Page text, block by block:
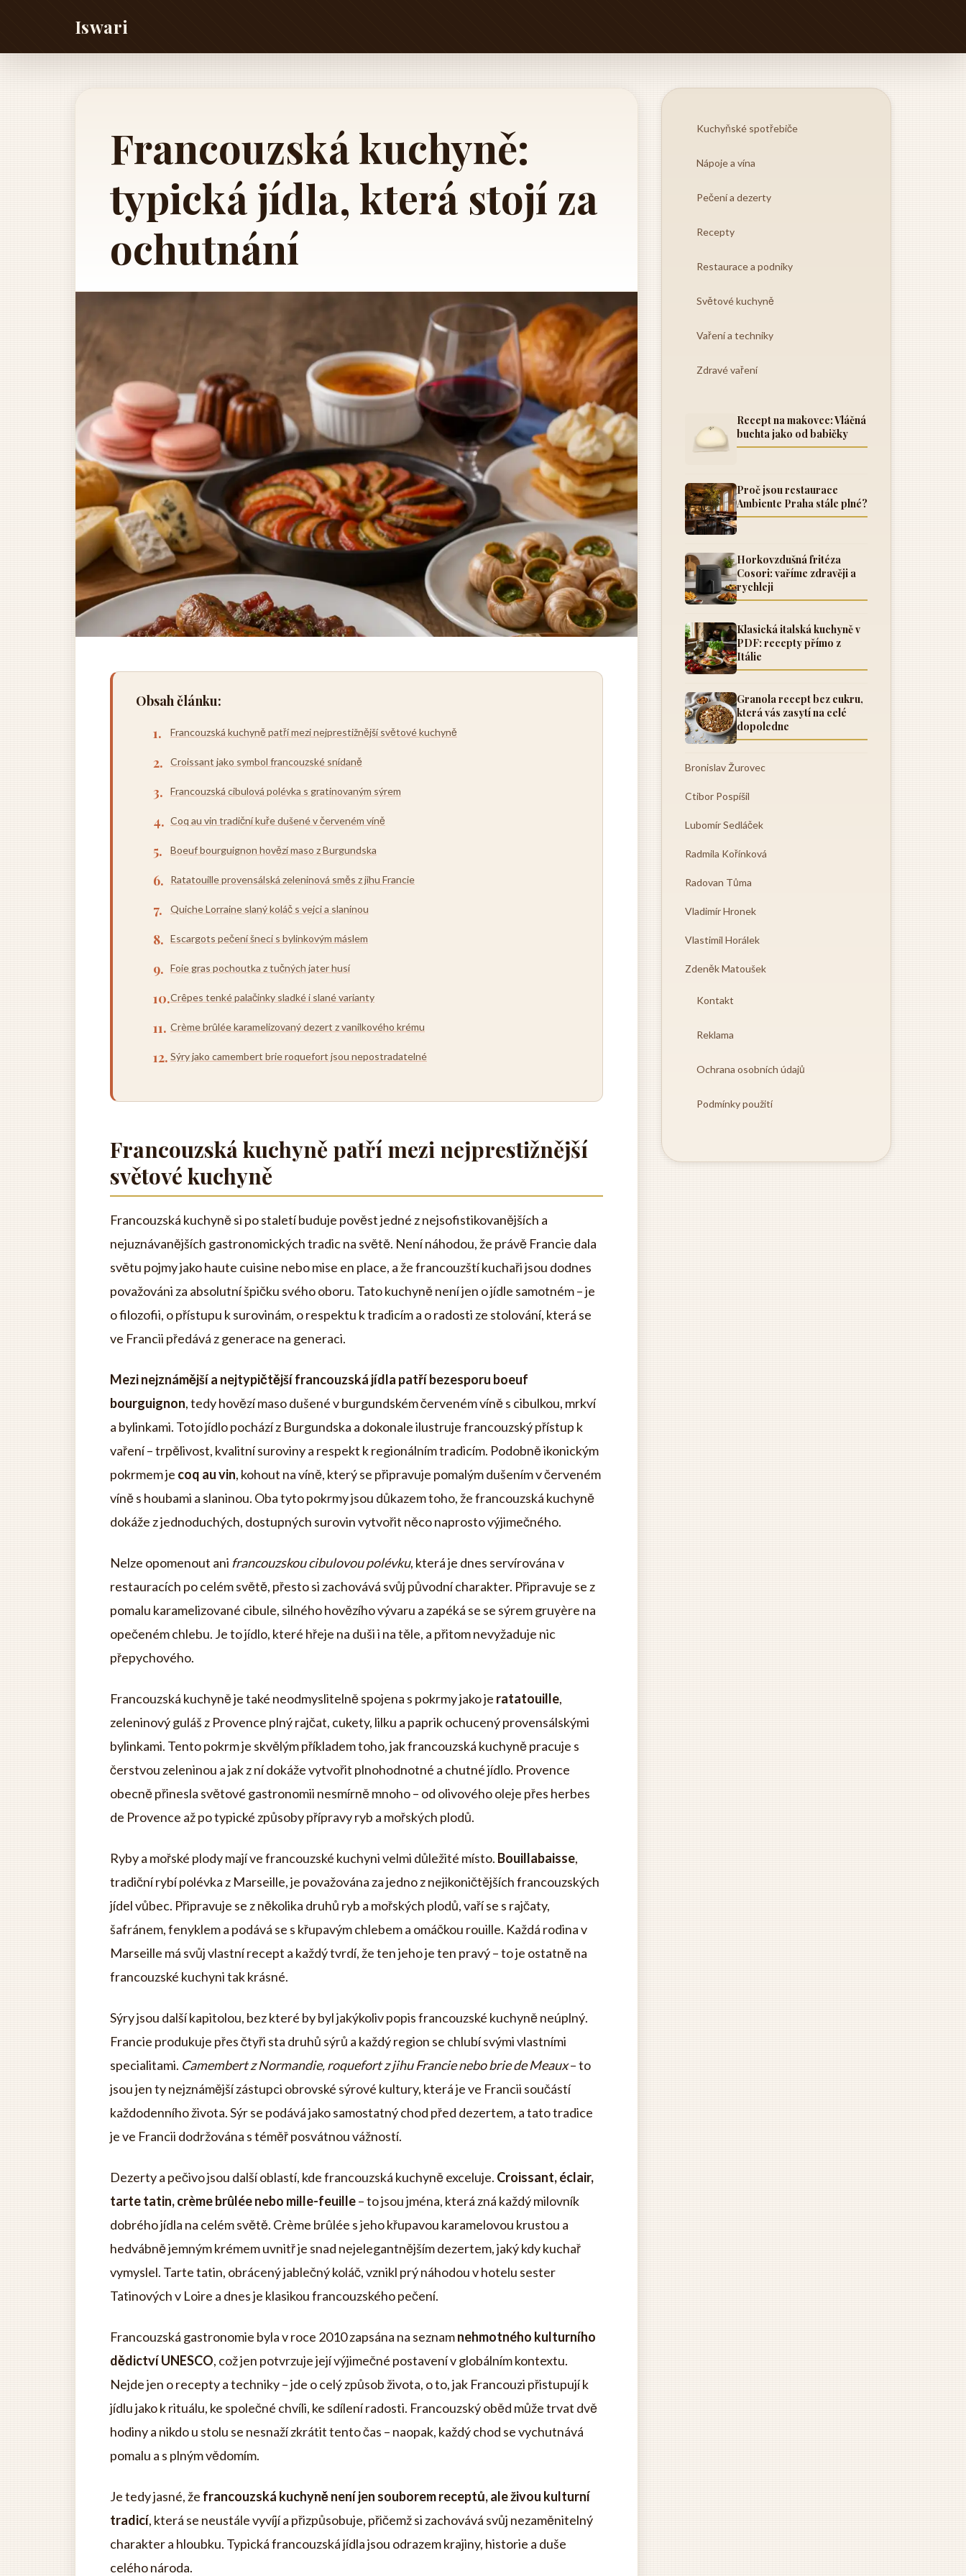
Iswari
Francouzská kuchyně:
typická jídla, která stojí za
ochutnání
Obsah článku:
Francouzská kuchyně patří mezi nejprestižnější světové kuchyně
Croissant jako symbol francouzské snídaně
Francouzská cibulová polévka s gratinovaným sýrem
Coq au vin tradiční kuře dušené v červeném víně
Boeuf bourguignon hovězí maso z Burgundska
Ratatouille provensálská zeleninová směs z jihu Francie
Quiche Lorraine slaný koláč s vejci a slaninou
Escargots pečení šneci s bylinkovým máslem
Foie gras pochoutka z tučných jater husí
Crêpes tenké palačinky sladké i slané varianty
Crème brûlée karamelizovaný dezert z vanilkového krému
Sýry jako camembert brie roquefort jsou nepostradatelné
Francouzská kuchyně patří mezi nejprestižnější
světové kuchyně
Francouzská kuchyně si po staletí buduje pověst jedné z nejsofistikovanějších a
nejuznávanějších gastronomických tradic na světě. Není náhodou, že právě Francie dala
světu pojmy jako haute cuisine nebo mise en place, a že francouzští kuchaři jsou dodnes
považováni za absolutní špičku svého oboru. Tato kuchyně není jen o jídle samotném – je
o filozofii, o přístupu k surovinám, o respektu k tradicím a o radosti ze stolování, která se
ve Francii předává z generace na generaci.
Mezi nejznámější a nejtypičtější francouzská jídla patří bezesporu boeuf
bourguignon, tedy hovězí maso dušené v burgundském červeném víně s cibulkou, mrkví
a bylinkami. Toto jídlo pochází z Burgundska a dokonale ilustruje francouzský přístup k
vaření – trpělivost, kvalitní suroviny a respekt k regionálním tradicím. Podobně ikonickým
pokrmem je coq au vin, kohout na víně, který se připravuje pomalým dušením v červeném
víně s houbami a slaninou. Oba tyto pokrmy jsou důkazem toho, že francouzská kuchyně
dokáže z jednoduchých, dostupných surovin vytvořit něco naprosto výjimečného.
Nelze opomenout ani francouzskou cibulovou polévku, která je dnes servírována v
restauracích po celém světě, přesto si zachovává svůj původní charakter. Připravuje se z
pomalu karamelizované cibule, silného hovězího vývaru a zapéká se se sýrem gruyère na
opečeném chlebu. Je to jídlo, které hřeje na duši i na těle, a přitom nevyžaduje nic
přepychového.
Francouzská kuchyně je také neodmyslitelně spojena s pokrmy jako je ratatouille,
zeleninový guláš z Provence plný rajčat, cukety, lilku a paprik ochucený provensálskými
bylinkami. Tento pokrm je skvělým příkladem toho, jak francouzská kuchyně pracuje s
čerstvou zeleninou a jak z ní dokáže vytvořit plnohodnotné a chutné jídlo. Provence
obecně přinesla světové gastronomii nesmírně mnoho – od olivového oleje přes herbes
de Provence až po typické způsoby přípravy ryb a mořských plodů.
Ryby a mořské plody mají ve francouzské kuchyni velmi důležité místo. Bouillabaisse,
tradiční rybí polévka z Marseille, je považována za jedno z nejikoničtějších francouzských
jídel vůbec. Připravuje se z několika druhů ryb a mořských plodů, vaří se s rajčaty,
šafránem, fenyklem a podává se s křupavým chlebem a omáčkou rouille. Každá rodina v
Marseille má svůj vlastní recept a každý tvrdí, že ten jeho je ten pravý – to je ostatně na
francouzské kuchyni tak krásné.
Sýry jsou další kapitolou, bez které by byl jakýkoliv popis francouzské kuchyně neúplný.
Francie produkuje přes čtyři sta druhů sýrů a každý region se chlubí svými vlastními
specialitami. Camembert z Normandie, roquefort z jihu Francie nebo brie de Meaux– to
jsou jen ty nejznámější zástupci obrovské sýrové kultury, která je ve Francii součástí
každodenního života. Sýr se podává jako samostatný chod před dezertem, a tato tradice
je ve Francii dodržována s téměř posvátnou vážností.
Dezerty a pečivo jsou další oblastí, kde francouzská kuchyně exceluje. Croissant, éclair,
tarte tatin, crème brûlée nebo mille-feuille– to jsou jména, která zná každý milovník
dobrého jídla na celém světě. Crème brûlée s jeho křupavou karamelovou krustou a
hedvábně jemným krémem uvnitř je snad nejelegantnějším dezertem, jaký kdy kuchař
vymyslel. Tarte tatin, obrácený jablečný koláč, vznikl prý náhodou v hotelu sester
Tatinových v Loire a dnes je klasikou francouzského pečení.
Francouzská gastronomie byla v roce 2010 zapsána na seznamnehmotného kulturního
dědictví UNESCO, což jen potvrzuje její výjimečné postavení v globálním kontextu.
Nejde jen o recepty a techniky – jde o celý způsob života, o to, jak Francouzi přistupují k
jídlu jako k rituálu, ke společné chvíli, ke sdílení radosti. Francouzský oběd může trvat dvě
hodiny a nikdo u stolu se nesnaží zkrátit tento čas – naopak, každý chod se vychutnává
pomalu a s plným vědomím.
Je tedy jasné, že francouzská kuchyně není jen souborem receptů, ale živou kulturní
tradicí, která se neustále vyvíjí a přizpůsobuje, přičemž si zachovává svůj nezaměnitelný
charakter a hloubku. Typická francouzská jídla jsou odrazem krajiny, historie a duše
celého národa.
Kuchyňské spotřebiče
Nápoje a vína
Pečení a dezerty
Recepty
Restaurace a podniky
Světové kuchyně
Vaření a techniky
Zdravé vaření
Recept na makovec: Vláčná
buchta jako od babičky
Proč jsou restaurace
Ambiente Praha stále plné?
Horkovzdušná fritéza
Cosori: vaříme zdravěji a
rychleji
Klasická italská kuchyně v
PDF: recepty přímo z
Itálie
Granola recept bez cukru,
která vás zasytí na celé
dopoledne
Bronislav Žurovec
Ctibor Pospíšil
Lubomír Sedláček
Radmila Kořínková
Radovan Tůma
Vladimír Hronek
Vlastimil Horálek
Zdeněk Matoušek
Kontakt
Reklama
Ochrana osobních údajů
Podmínky použití